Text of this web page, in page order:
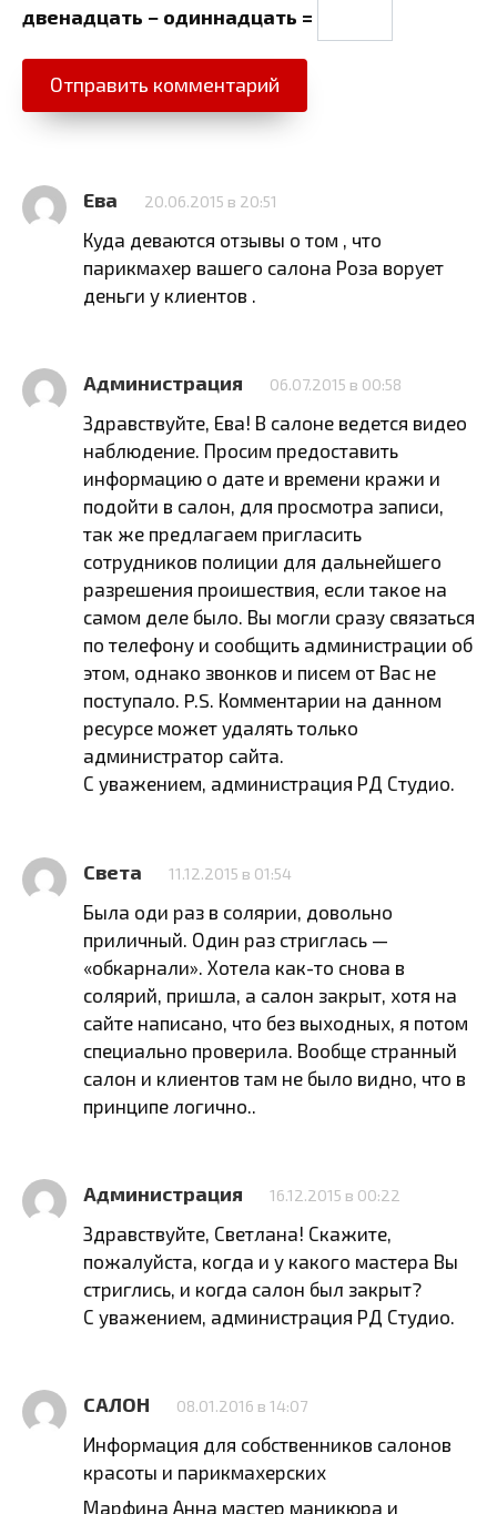
двенадцать − одиннадцать =
Ева 20.06.2015 в 20:51
Куда деваются отзывы о том , что
парикмахер вашего салона Роза ворует
деньги у клиентов .
Администрация 06.07.2015 в 00:58
Здравствуйте, Ева! В салоне ведется видео
наблюдение. Просим предоставить
информацию о дате и времени кражи и
подойти в салон, для просмотра записи,
так же предлагаем пригласить
сотрудников полиции для дальнейшего
разрешения проишествия, если такое на
самом деле было. Вы могли сразу связаться
по телефону и сообщить администрации об
этом, однако звонков и писем от Вас не
поступало. P.S. Комментарии на данном
ресурсе может удалять только
администратор сайта.
С уважением, администрация РД Студио.
Света 11.12.2015 в 01:54
Была оди раз в солярии, довольно
приличный. Один раз стриглась —
«обкарнали». Хотела как-то снова в
солярий, пришла, а салон закрыт, хотя на
сайте написано, что без выходных, я потом
специально проверила. Вообще странный
салон и клиентов там не было видно, что в
принципе логично..
Администрация 16.12.2015 в 00:22
Здравствуйте, Светлана! Скажите,
пожалуйста, когда и у какого мастера Вы
стриглись, и когда салон был закрыт?
С уважением, администрация РД Студио.
САЛОН 08.01.2016 в 14:07
Информация для собственников салонов
красоты и парикмахерских
Марфина Анна мастер маникюра и